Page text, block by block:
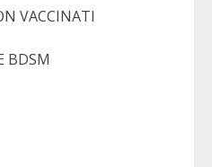
VACCINATI
BDSM